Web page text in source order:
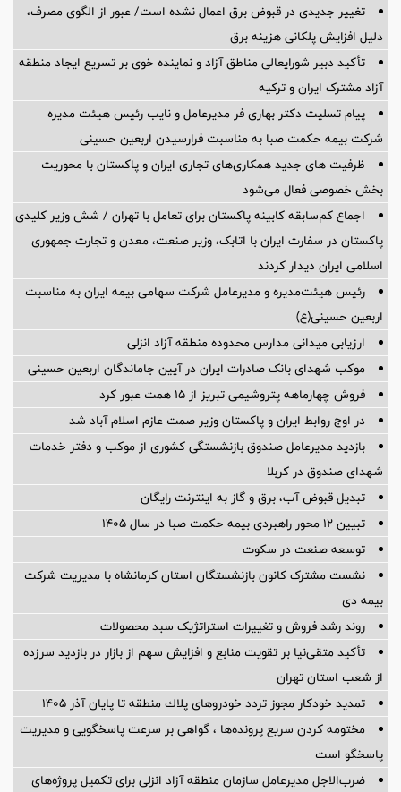
تغییر جدیدی در قبوض برق اعمال نشده است/ عبور از الگوی مصرف،
دلیل افزایش پلکانی هزینه برق
تأکید دبیر شورایعالی مناطق آزاد و نماینده خوی بر تسریع ایجاد منطقه
آزاد مشترک ایران و ترکیه
پیام تسلیت دکتر بهاری فر مدیرعامل و نایب رئیس هیئت مدیره
شرکت بیمه حکمت صبا به مناسبت فرارسیدن اربعین حسینی
ظرفیت های جدید همکاری‌های تجاری ایران و پاکستان با محوریت
بخش خصوصی فعال می‌شود
اجماع کم‌سابقه کابینه پاکستان برای تعامل با تهران / شش وزیر کلیدی
پاکستان در سفارت ایران با اتابک، وزیر صنعت، معدن و تجارت جمهوری
اسلامی ایران دیدار کردند
رئیس هیئت‌مدیره و مدیرعامل شرکت سهامی بیمه ایران به مناسبت
اربعین حسینی(ع)
ارزیابی میدانی مدارس محدوده منطقه آزاد انزلی
موکب شهدای بانک صادرات ایران در آیین جاماندگان اربعین حسینی
فروش چهارماهه پتروشیمی تبریز از ۱۵ همت عبور کرد
در اوج روابط ایران و پاکستان وزیر صمت عازم اسلام آباد شد
بازدید مدیرعامل صندوق بازنشستگی کشوری از موکب و دفتر خدمات
شهدای صندوق در کربلا
تبدیل قبوض آب، برق و گاز به اینترنت رایگان
️تبیین ۱۲ محور راهبردی بیمه حکمت صبا در سال ۱۴۰۵
توسعه صنعت در سکوت
نشست مشترک کانون بازنشستگان استان کرمانشاه با مدیریت شرکت
بیمه دی
روند رشد فروش و تغییرات استراتژیک سبد محصولات
تأکید متقی‌نیا بر تقویت منابع و افزایش سهم از بازار در بازدید سرزده
از شعب استان تهران
تمدید خودكار مجوز تردد خودروهای پلاك منطقه تا پایان آذر ۱۴۰۵
مختومه کردن سریع پرونده‌ها ، گواهی بر سرعت پاسخگویی و مدیریت
پاسخگو است
ضرب‌الاجل مدیرعامل سازمان منطقه آزاد انزلی برای تكمیل پروژه‌های